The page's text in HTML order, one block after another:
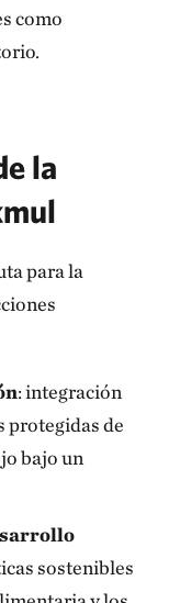
como
la
para la
: integración
protegidas de
bajo un
sostenibles